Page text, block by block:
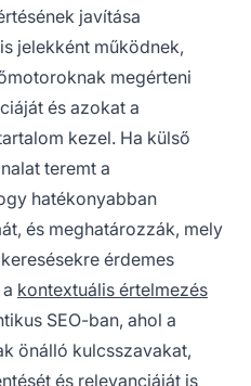
javítása
jelekként működnek,
megérteni
és azokat a
kezel. Ha külső
teremt a
hatékonyabban
és meghatározzák, mely
érdemes
kontextuális értelmezés
SEO-ban, ahol a
önálló kulcsszavakat,
és relevanciáját is